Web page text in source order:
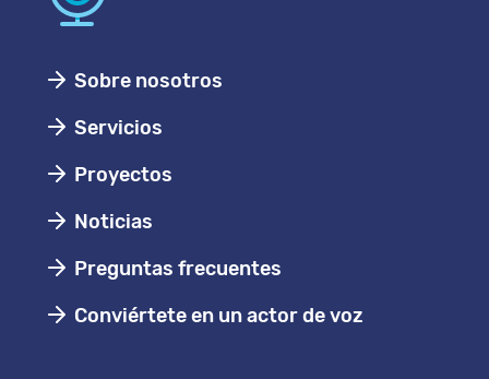
Sobre nosotros
Servicios
Proyectos
Noticias
Preguntas frecuentes
Conviértete en un actor de voz